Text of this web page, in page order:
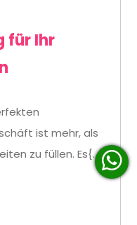
für Ihr
die
richtige
ist mehr, als
zu füllen. Es{...}